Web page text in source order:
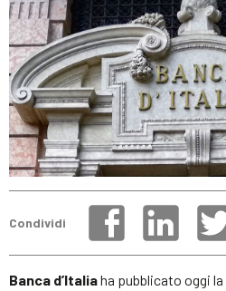
Condividi
Banca d’Italiaha pubblicato oggi la